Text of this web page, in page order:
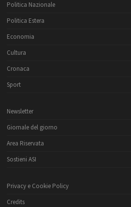
Politica Nazionale
Politica Estera
Economia
Cultura
Cronaca
Sport
Newsletter
Giornale del giorno
Area Riservata
Sostieni ASI
Privacy e Cookie Policy
Credits